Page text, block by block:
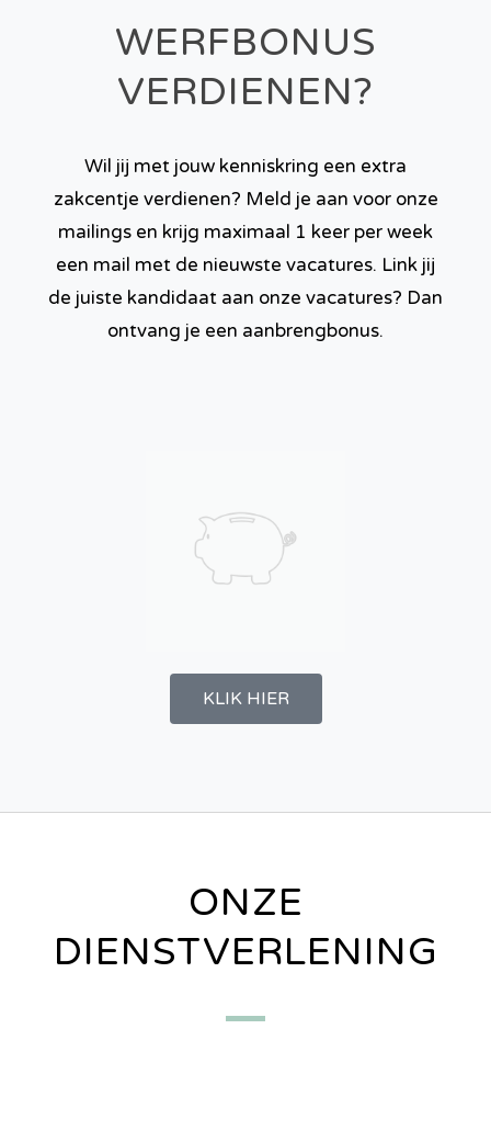
WERFBONUS
VERDIENEN?
Wil jij met jouw kenniskring een extra
zakcentje verdienen? Meld je aan voor onze
mailings en krijg maximaal 1 keer per week
een mail met de nieuwste vacatures. Link jij
de juiste kandidaat aan onze vacatures? Dan
ontvang je een aanbrengbonus.
KLIK HIER
ONZE
DIENSTVERLENING